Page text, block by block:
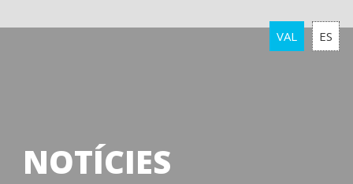
VAL ES
NOTÍCIES